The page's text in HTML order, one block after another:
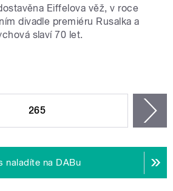
Eiffelova věž, v roce
divadle premiéru Rusalka a
slaví 70 let.
265
naladíte na DABu